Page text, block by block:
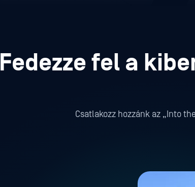
Fedezze fel a
Csatlakozz hozzánk az „Into